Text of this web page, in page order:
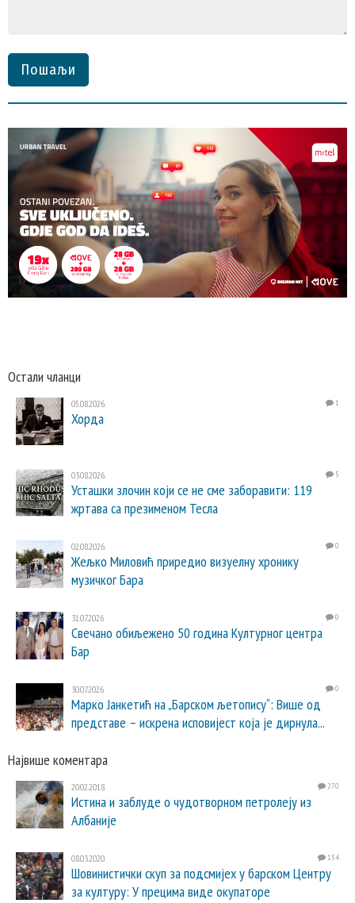
Пошаљи
Остали чланци
05.08.2026. 1
Хорда
03.08.2026. 5
Усташки злочин који се не сме заборавити: 119
жртава са презименом Тесла
02.08.2026. 0
Жељко Миловић приредио визуелну хронику
музичког Бара
31.07.2026. 0
Свечано обиљежено 50 година Културног центра
Бар
30.07.2026. 0
Марко Јанкетић на „Барском љетопису“: Више од
представе – искрена исповијест која је дирнула...
Највише коментара
20.02.2018. 270
Истина и заблуде о чудотворном петролеју из
Албаније
08.03.2020. 154
Шовинистички скуп за подсмијех у барском Центру
за културу: У прецима виде окупаторе